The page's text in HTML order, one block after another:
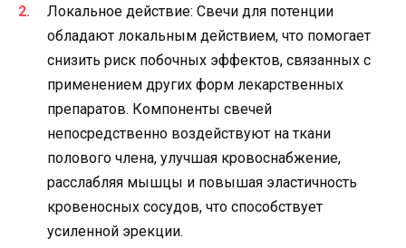
Локальное действие: Свечи для потенции
обладают локальным действием, что помогает
снизить риск побочных эффектов, связанных с
применением других форм лекарственных
препаратов. Компоненты свечей
непосредственно воздействуют на ткани
полового члена, улучшая кровоснабжение,
расслабляя мышцы и повышая эластичность
кровеносных сосудов, что способствует
усиленной эрекции.